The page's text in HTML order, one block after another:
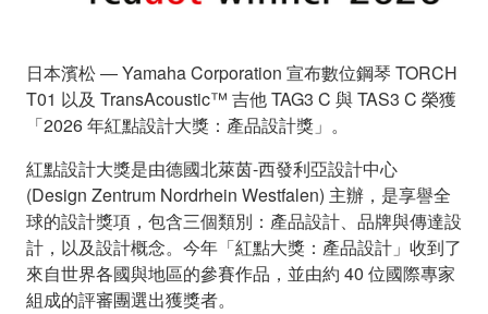
日本濱松 ― Yamaha Corporation 宣布數位鋼琴 TORCH
T01 以及 TransAcoustic™ 吉他 TAG3 C 與 TAS3 C 榮獲
「2026 年紅點設計大獎：產品設計獎」。
紅點設計大獎是由德國北萊茵-西發利亞設計中心
(Design Zentrum Nordrhein Westfalen) 主辦，是享譽全
球的設計獎項，包含三個類別：產品設計、品牌與傳達設
計，以及設計概念。今年「紅點大獎：產品設計」收到了
來自世界各國與地區的參賽作品，並由約 40 位國際專家
組成的評審團選出獲獎者。